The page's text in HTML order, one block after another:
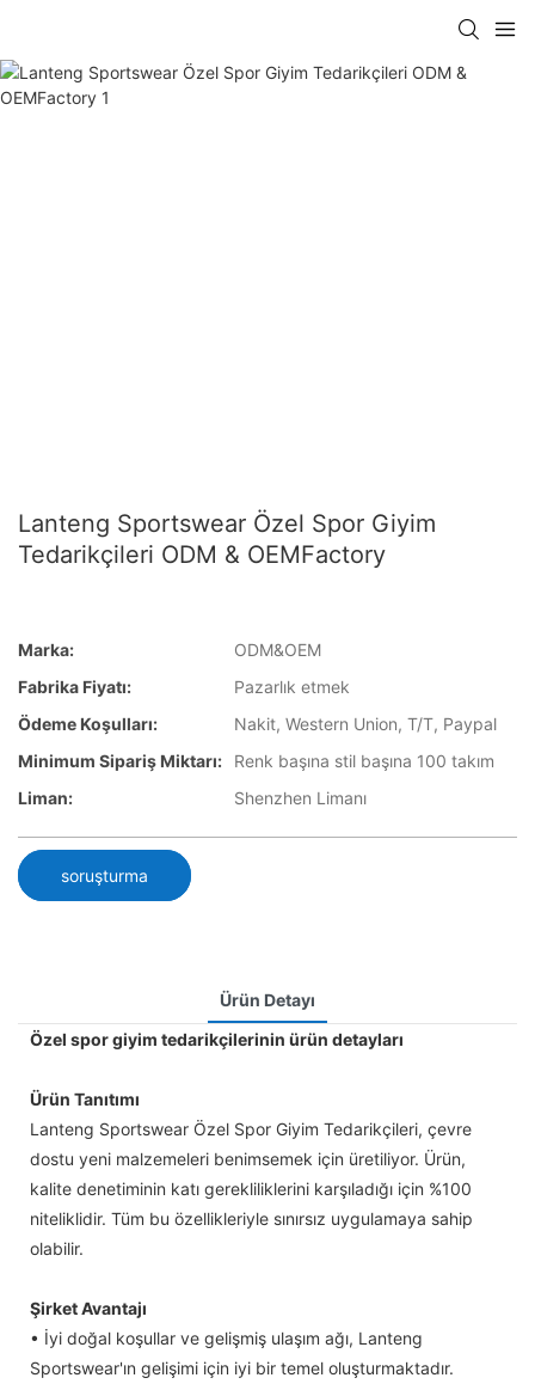
Lanteng Sportswear Özel Spor Giyim
Tedarikçileri ODM & OEMFactory
Marka:
ODM&OEM
Fabrika Fiyatı:
Pazarlık etmek
Ödeme Koşulları:
Nakit, Western Union, T/T, Paypal
Minimum Sipariş Miktarı:
Renk başına stil başına 100 takım
Liman:
Shenzhen Limanı
soruşturma
Ürün Detayı
Özel spor giyim tedarikçilerinin ürün detayları
Ürün Tanıtımı
Lanteng Sportswear Özel Spor Giyim Tedarikçileri, çevre
dostu yeni malzemeleri benimsemek için üretiliyor. Ürün,
kalite denetiminin katı gerekliliklerini karşıladığı için %100
niteliklidir. Tüm bu özellikleriyle sınırsız uygulamaya sahip
olabilir.
Şirket Avantajı
• İyi doğal koşullar ve gelişmiş ulaşım ağı, Lanteng
Sportswear'ın gelişimi için iyi bir temel oluşturmaktadır.